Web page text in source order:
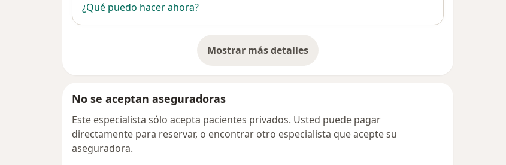
¿Qué puedo hacer ahora?
Mostrar más detalles
sobre la dirección
No se aceptan aseguradoras
Este especialista sólo acepta pacientes privados. Usted puede pagar
directamente para reservar, o encontrar otro especialista que acepte su
aseguradora.